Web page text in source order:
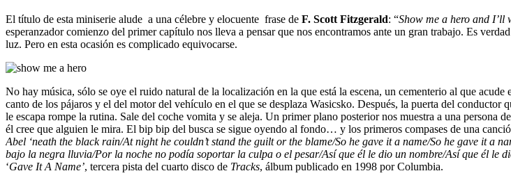
El título de esta miniserie alude a una célebre y elocuente frase de F. Scott Fitzgerald: “Show me a hero and I’ll
esperanzador comienzo del primer capítulo nos lleva a pensar que nos encontramos ante un gran trabajo. Es
luz. Pero en esta ocasión es complicado equivocarse.
No hay música, sólo se oye el ruido natural de la localización en la que está la escena, un cementerio al que
canto de los pájaros y el del motor del vehículo en el que se desplaza Wasicsko. Después, la puerta del
le escapa rompe la rutina. Sale del coche vomita y se aleja. Un primer plano posterior nos muestra a una persona
él cree que alguien le mira. El bip bip del busca se sigue oyendo al fondo… y los primeros compases de una
Abel ‘neath the black rain/At night he couldn’t stand the guilt or the blame/So he gave it a name/So he gave it a
bajo la negra lluvia/Por la noche no podía soportar la culpa o el pesar/Así que él le dio un nombre/Así que él le
‘Gave It A Name’, tercera pista del cuarto disco de Tracks, álbum publicado en 1998 por Columbia.